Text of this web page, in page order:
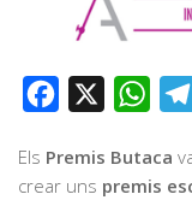
Facebook
Els Premis Butaca
crear uns premis